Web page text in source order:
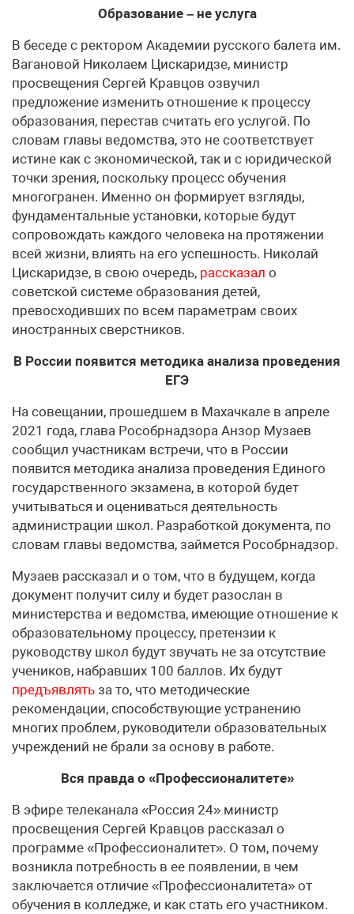
Образование – не услуга
В беседе с ректором Академии русского балета им.
Вагановой Николаем Цискаридзе, министр
просвещения Сергей Кравцов озвучил
предложение изменить отношение к процессу
образования, перестав считать его услугой. По
словам главы ведомства, это не соответствует
истине как с экономической, так и с юридической
точки зрения, поскольку процесс обучения
многогранен. Именно он формирует взгляды,
фундаментальные установки, которые будут
сопровождать каждого человека на протяжении
всей жизни, влиять на его успешность. Николай
Цискаридзе, в свою очередь, рассказал о
советской системе образования детей,
превосходивших по всем параметрам своих
иностранных сверстников.
В России появится методика анализа проведения
ЕГЭ
На совещании, прошедшем в Махачкале в апреле
2021 года, глава Рособрнадзора Анзор Музаев
сообщил участникам встречи, что в России
появится методика анализа проведения Единого
государственного экзамена, в которой будет
учитываться и оцениваться деятельность
администрации школ. Разработкой документа, по
словам главы ведомства, займется Рособрнадзор.
Музаев рассказал и о том, что в будущем, когда
документ получит силу и будет разослан в
министерства и ведомства, имеющие отношение к
образовательному процессу, претензии к
руководству школ будут звучать не за отсутствие
учеников, набравших 100 баллов. Их будут
предъявлять за то, что методические
рекомендации, способствующие устранению
многих проблем, руководители образовательных
учреждений не брали за основу в работе.
Вся правда о «Профессионалитете»
В эфире телеканала «Россия 24» министр
просвещения Сергей Кравцов рассказал о
программе «Профессионалитет». О том, почему
возникла потребность в ее появлении, в чем
заключается отличие «Профессионалитета» от
обучения в колледже, и как стать его участником.